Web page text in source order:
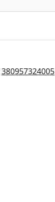
380957324005